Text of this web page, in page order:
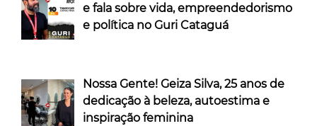
e fala sobre vida, empreendedorismo
e política no Guri Cataguá
Nossa Gente! Geiza Silva, 25 anos de
dedicação à beleza, autoestima e
inspiração feminina